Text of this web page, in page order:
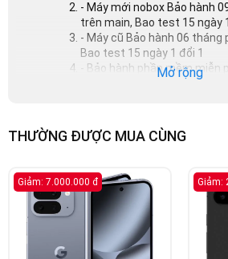
- Máy mới nobox Bảo hành
trên main, Bao test 15 ngày
- Máy cũ Bảo hành 06
Bao test 15 ngày 1 đổi 1
- Bảo hành phần mềm miễn
- Đối với máy cũ: máy còn
mua
- Số Serial/Imei trên máy
Serial/Imei ghi trên phiếu
- Máy có dấu hiệu của sự va
máy có vết cấn, vết nứt, vỡ,
- Máy có dấu hiệu bị ướt
cháy nổ tác động của thời
Mở rộng
THƯỜNG ĐƯỢC MUA CÙNG
Giảm: 7.000.000 đ Giảm: